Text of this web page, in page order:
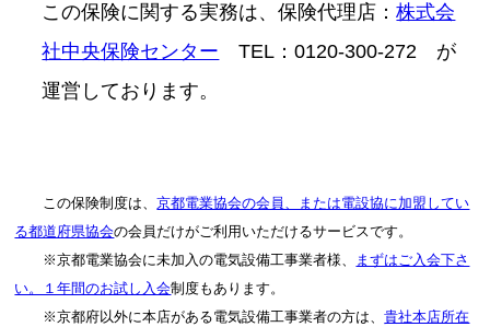
この保険に関する実務は、保険代理店：株式会
社中央保険センター TEL：0120-300-272 が
運営しております。
この保険制度は、京都電業協会の会員、または電設協に加盟してい
る都道府県協会の会員だけがご利用いただけるサービスです。
※京都電業協会に未加入の電気設備工事業者様、
まずはご入会下さ
い。１年間のお試し入会制度もあります。
※京都府以外に本店がある電気設備工事業者の方は、貴社本店所在